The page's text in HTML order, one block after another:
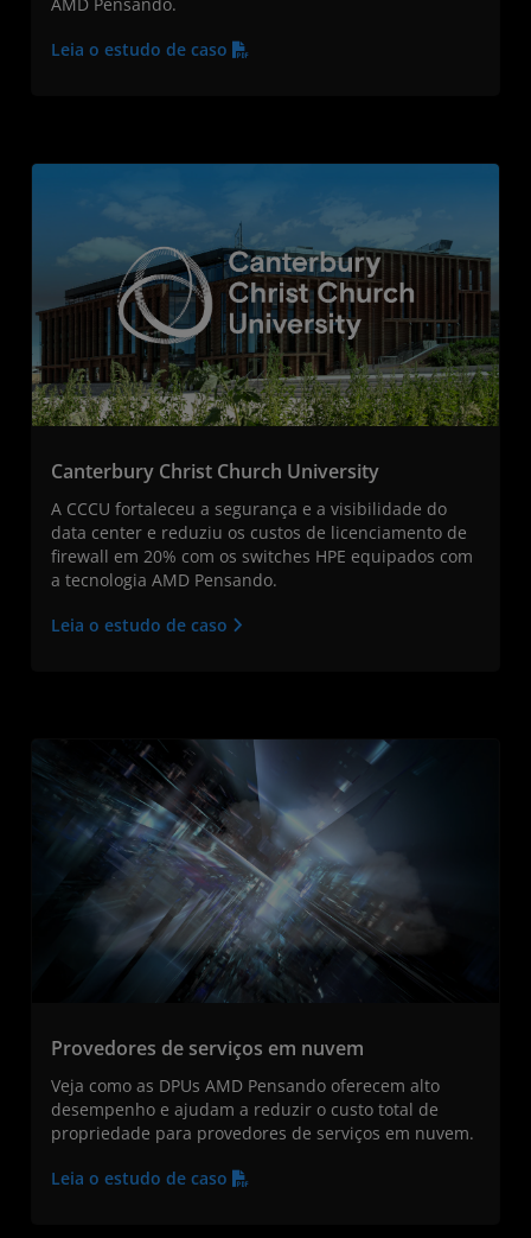
Leia o estudo de caso
Canterbury Christ Church University
A CCCU fortaleceu a segurança e a visibilidade do
data center e reduziu os custos de licenciamento de
firewall em 20% com os switches HPE equipados com
a tecnologia AMD Pensando.
Leia o estudo de caso
Provedores de serviços em nuvem
Veja como as DPUs AMD Pensando oferecem alto
desempenho e ajudam a reduzir o custo total de
propriedade para provedores de serviços em nuvem.
Leia o estudo de caso